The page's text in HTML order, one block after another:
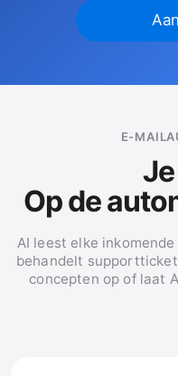
E-
Op de
AI leest elke
behandelt
concepten op of laat